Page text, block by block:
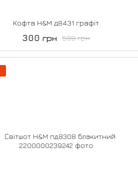
Кофта H&M д8431 графіт
599 грн
300 грн